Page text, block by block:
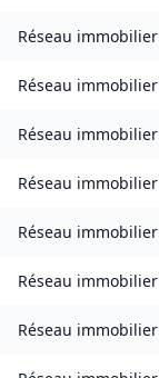
Réseau immobilier
Réseau immobilier
Réseau immobilier
Réseau immobilier
Réseau immobilier
Réseau immobilier
Réseau immobilier